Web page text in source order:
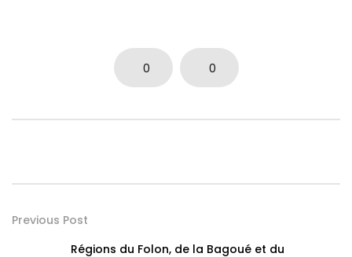
0 0
Previous Post
Régions du Folon, de la Bagoué et du